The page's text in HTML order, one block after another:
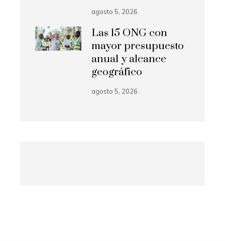
agosto 5, 2026
Las 15 ONG con
mayor presupuesto
anual y alcance
geográfico
agosto 5, 2026